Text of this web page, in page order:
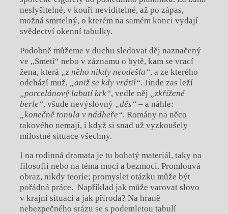
neslyšitelné, v kouři neviditelné, až po zápas,
možná smrtelný, o kterém na samém konci vydají
svědectví okenní tabulky.
Podobně můžeme v duchu sledovat děj naznačený
ve „Smetí“ nebo v záznamu o bytě, kam se vrací
žena, která „z něho nikdy neodešla“, a ze kterého
odchází muž, „aniž se kdy vrátil“. Jinde zas leží
„porcelánový labutí krk“, vedle něj „zkřížené
berle“, všude nevýslovný „děs“– a náhle:
„konečně tonula v nádheře“. Romány na něco
takového nemají, i když si snad už vyzkoušely
milostné situace všechny.
I na rodinná dramata je tu bohatý materiál, taky na
filosofii nebo na téma moci a bezmoci. Promlouvá
obraz, nikdy teorie; promyslet otázku může být
pořádná práce. Například jak může varovat slovo
v krajní situaci a jak příroda? Na hraně
nebezpečného srázu se s podemletou tabulí